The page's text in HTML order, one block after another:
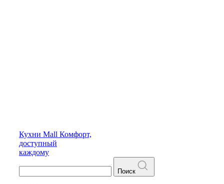
Кухни Mall Комфорт,
доступный
каждому
Поиск